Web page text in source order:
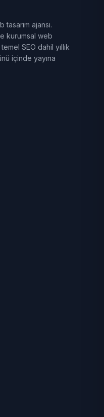
ajansı.
kurumsal web
SEO dahil yıllık
içinde yayına